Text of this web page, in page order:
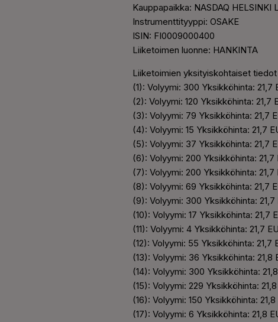
Kauppapaikka: NASDAQ HELSINKI
Instrumenttityyppi: OSAKE
ISIN: FI0009000400
Liiketoimen luonne: HANKINTA
Liiketoimien yksityiskohtaiset tiedot
(1): Volyymi: 300 Yksikköhinta: 21,7
(2): Volyymi: 120 Yksikköhinta: 21,7
(3): Volyymi: 79 Yksikköhinta: 21,7
(4): Volyymi: 15 Yksikköhinta: 21,7
(5): Volyymi: 37 Yksikköhinta: 21,7
(6): Volyymi: 200 Yksikköhinta: 21,7
(7): Volyymi: 200 Yksikköhinta: 21,7
(8): Volyymi: 69 Yksikköhinta: 21,7
(9): Volyymi: 300 Yksikköhinta: 21,7
(10): Volyymi: 17 Yksikköhinta: 21,7
(11): Volyymi: 4 Yksikköhinta: 21,7
(12): Volyymi: 55 Yksikköhinta: 21,7
(13): Volyymi: 36 Yksikköhinta: 21,8
(14): Volyymi: 300 Yksikköhinta:
(15): Volyymi: 229 Yksikköhinta:
(16): Volyymi: 150 Yksikköhinta: 21,8
(17): Volyymi: 6 Yksikköhinta: 21,8